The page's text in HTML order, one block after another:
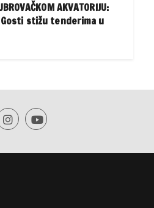
AKVATORIJU:
stižu tenderima u